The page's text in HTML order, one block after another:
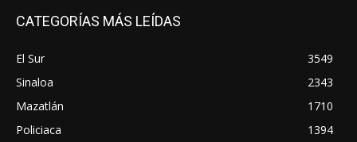
CATEGORÍAS MÁS LEÍDAS
El Sur
3549
Sinaloa
2343
Mazatlán
1710
Policiaca
1394